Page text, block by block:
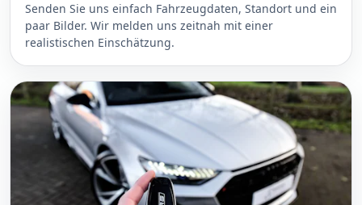
Senden Sie uns einfach Fahrzeugdaten, Standort und ein
paar Bilder. Wir melden uns zeitnah mit einer
realistischen Einschätzung.